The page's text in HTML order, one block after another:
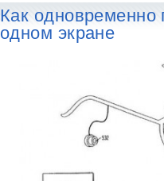
Как
одном экране